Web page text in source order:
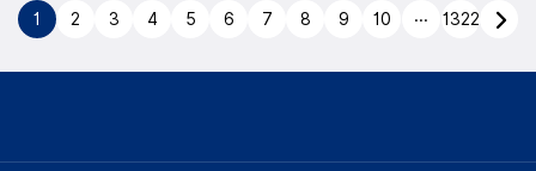
1 2 3 4 5 6 7 8 9 10 ... 1322